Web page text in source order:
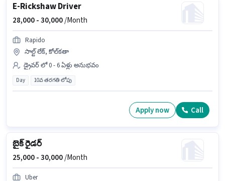
E-Rickshaw Driver
28,000 -30,000/Month
Rapido
సాల్ట్ లేక్, కోల్‌కతా
డ్రైవర్ లో 0 - 6 ఏళ్లు అనుభవం
Day 10వ తరగతి లోపు
Apply now Call
బైక్ రైడర్
25,000 -30,000/Month
Uber